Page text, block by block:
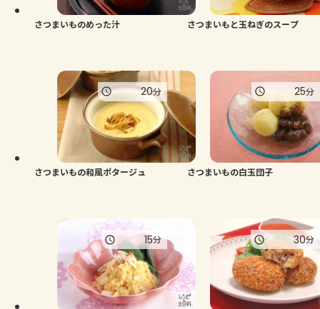
さつまいものめった汁 さつまいもと玉ねぎのスープ
さつまいもの和風ポタージュ
20分
さつまいもの白玉団子
25分
15分 30分